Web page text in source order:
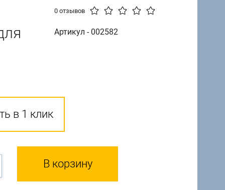
0 отзывов
Артикул - 002582
в 1 клик
В корзину